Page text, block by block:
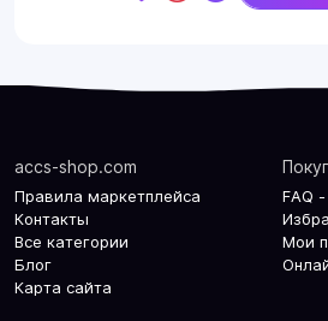
accs-shop.com
Правила маркетплейса
Контакты
Все категории
Блог
Карта сайта
FAQ
Мои